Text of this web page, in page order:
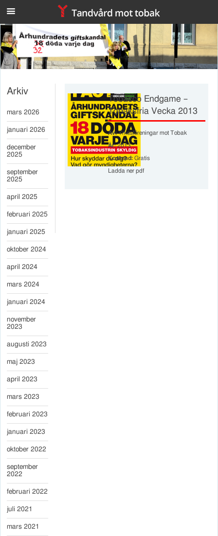
n
Arkiv
mars 2026
januari 2026
december
2025
september
2025
april 2025
februari 2025
januari 2025
oktober 2024
april 2024
mars 2024
januari 2024
november
2023
augusti 2023
maj 2023
april 2023
mars 2023
februari 2023
januari 2023
oktober 2022
september
2022
februari 2022
juli 2021
mars 2021
Tobacco Endgame –
Tobaksfria Vecka 2013
Av:Yrkesföreningar mot Tobak
År:2013
Kostnad: Gratis
Ladda ner pdf